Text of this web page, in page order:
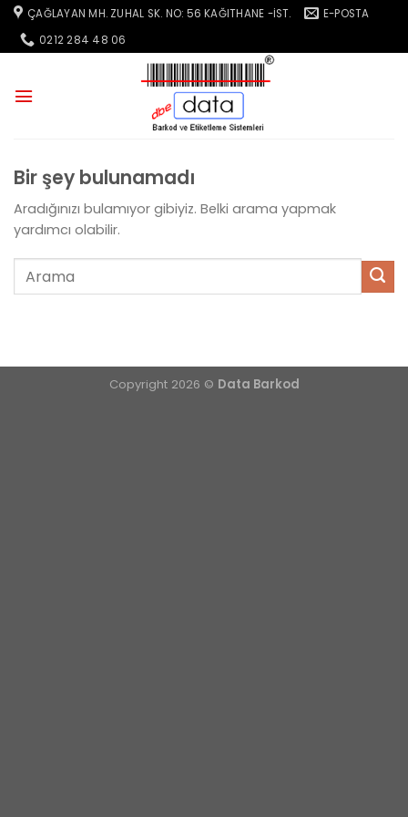
İçeriğe
atla
ÇAĞLAYAN MH. ZUHAL SK. NO: 56 KAĞITHANE -İST.
E-POSTA
0212 284 48 06
Bir şey bulunamadı
Aradığınızı bulamıyor gibiyiz. Belki arama yapmak
yardımcı olabilir.
Copyright 2026 © Data Barkod